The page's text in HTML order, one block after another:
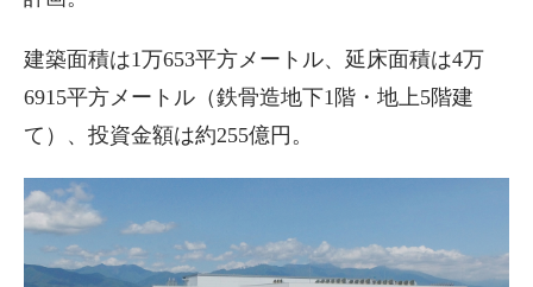
建築面積は1万653平方メートル、延床面積は4万
6915平方メートル（鉄骨造地下1階・地上5階建
て）、投資金額は約255億円。